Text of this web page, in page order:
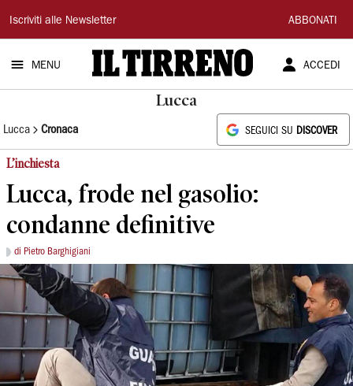
Il
Tirreno
Iscriviti alle Newsletter ABBONATI
MENU ACCEDI
Lucca
Lucca Cronaca SEGUICI SU DISCOVER
L’inchiesta
Lucca, frode nel gasolio:
condanne definitive
di Pietro Barghigiani